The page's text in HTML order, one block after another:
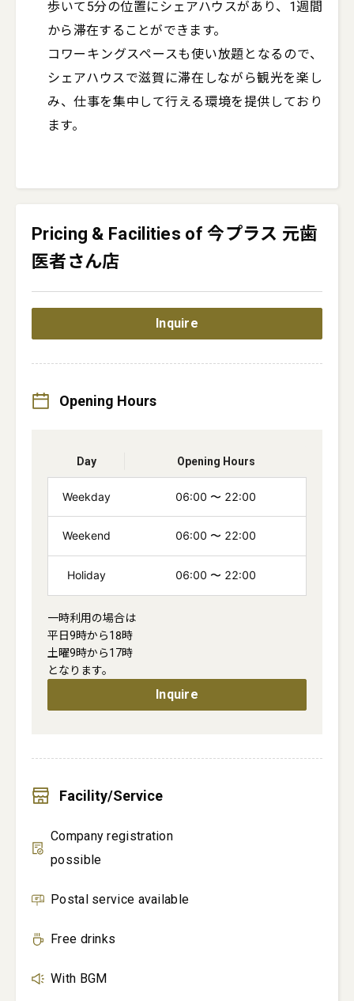
歩いて5分の位置にシェアハウスがあり、1週間
から滞在することができます。
コワーキングスペースも使い放題となるので、
シェアハウスで滋賀に滞在しながら観光を楽し
み、仕事を集中して行える環境を提供しており
ます。
Pricing & Facilities of 今プラス 元歯
医者さん店
Inquire
Opening Hours
Day Opening Hours
Weekday 06:00 〜 22:00
Weekend 06:00 〜 22:00
Holiday 06:00 〜 22:00
一時利用の場合は
平日9時から18時
土曜9時から17時
となります。
Inquire
Facility/Service
Company registration
possible
Postal service available
Free drinks
With BGM